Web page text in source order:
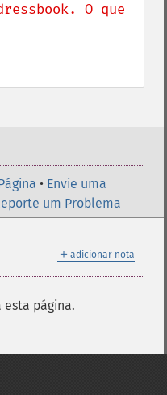
O que
• Envie uma
um Problema
＋ adicionar nota
esta página.